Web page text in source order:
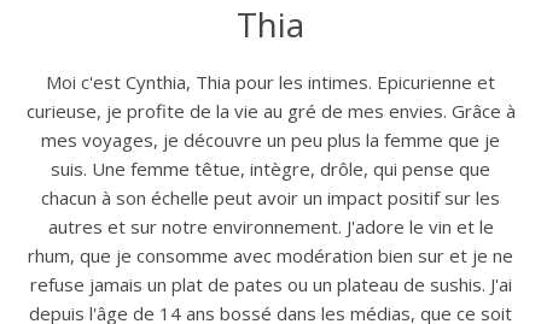
Thia
Moi c'est Cynthia, Thia pour les intimes. Epicurienne et
curieuse, je profite de la vie au gré de mes envies. Grâce à
mes voyages, je découvre un peu plus la femme que je
suis. Une femme têtue, intègre, drôle, qui pense que
chacun à son échelle peut avoir un impact positif sur les
autres et sur notre environnement. J'adore le vin et le
rhum, que je consomme avec modération bien sur et je ne
refuse jamais un plat de pates ou un plateau de sushis. J'ai
depuis l'âge de 14 ans bossé dans les médias, que ce soit